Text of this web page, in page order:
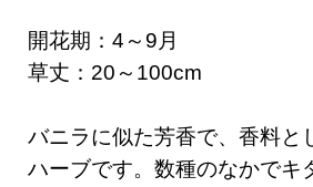
開花期：4～9月
草丈：20～100cm
バニラに似た芳香で、香料と
ハーブです。数種のなかでキ